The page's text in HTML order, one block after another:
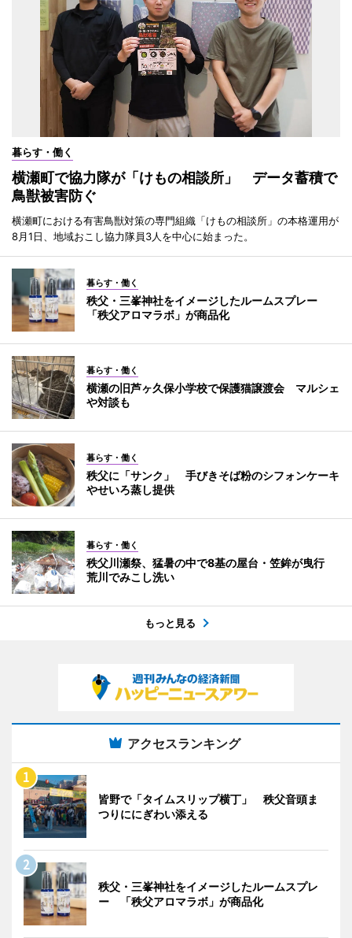
暮らす・働く
横瀬町で協力隊が「けもの相談所」 データ蓄積で
鳥獣被害防ぐ
横瀬町における有害鳥獣対策の専門組織「けもの相談所」の本格運用が
8月1日、地域おこし協力隊員3人を中心に始まった。
暮らす・働く
秩父・三峯神社をイメージしたルームスプレー
「秩父アロマラボ」が商品化
暮らす・働く
横瀬の旧芦ヶ久保小学校で保護猫譲渡会 マルシェ
や対談も
暮らす・働く
秩父に「サンク」 手びきそば粉のシフォンケーキ
やせいろ蒸し提供
暮らす・働く
秩父川瀬祭、猛暑の中で8基の屋台・笠鉾が曳行
荒川でみこし洗い
もっと見る
アクセスランキング
皆野で「タイムスリップ横丁」 秩父音頭ま
つりににぎわい添える
秩父・三峯神社をイメージしたルームスプレ
ー 「秩父アロマラボ」が商品化